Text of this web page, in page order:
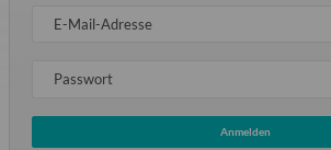
E-Mail-Adresse
Passwort
Anmelden